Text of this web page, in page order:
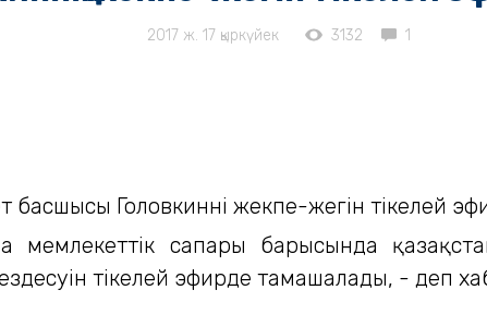
2017 ж. 17 қыркүйек 3132 1
мемлекеттік сапары барысында
тікелей эфирде тамашалады, - деп